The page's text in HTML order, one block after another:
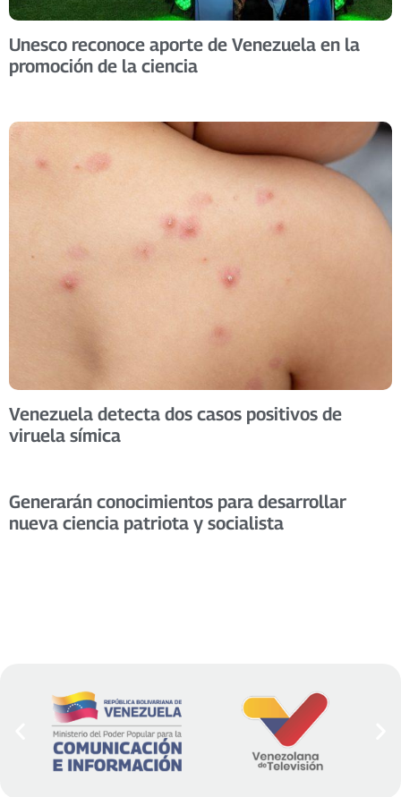
Unesco reconoce aporte de Venezuela en la
promoción de la ciencia
Venezuela detecta dos casos positivos de
viruela símica
Generarán conocimientos para desarrollar
nueva ciencia patriota y socialista